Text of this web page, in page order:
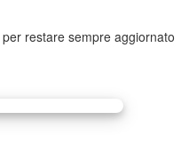
per restare sempre aggiornato